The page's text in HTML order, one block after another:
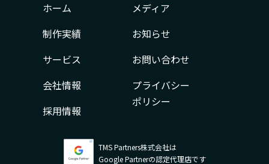
ホーム
制作実績
サービス
会社情報
採用情報
メディア
お知らせ
お問い合わせ
プライバシー
ポリシー
TMS Partners株式会社は
Google Partnerの認定代理店です